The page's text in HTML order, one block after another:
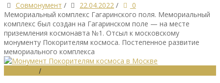
Совмонумент / 22.04.2022 /
0
Мемориальный комплекс Гагаринского поля. Мемориальный
комплекс был создан на Гагаринском поле — на месте
приземления космонавта №1. Отсыл к московскому
монументу Покорителям космоса. Постепенное развитие
мемориального комплекса
/